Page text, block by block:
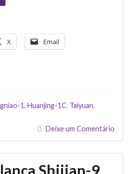
X Email
1, Huanjing-1C, Taiyuan,
Deixe um Comentário
Shijian-9